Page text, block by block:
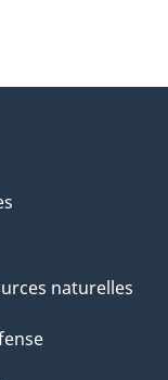
naturelles